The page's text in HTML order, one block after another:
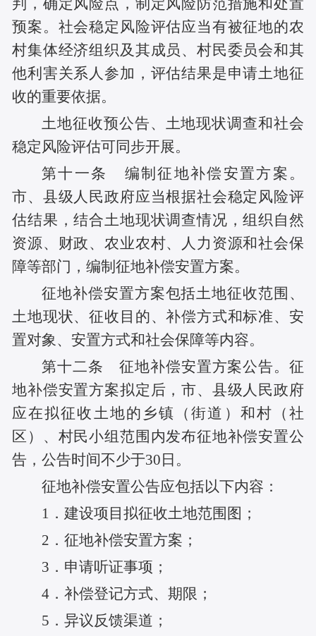
预案。社会稳定风险评估应当有被征地的农
村集体经济组织及其成员、村民委员会和其
他利害关系人参加，评估结果是申请土地征
收的重要依据。
土地征收预公告、土地现状调查和社会
稳定风险评估可同步开展。
第十一条 编制征地补偿安置方案。
市、县级人民政府应当根据社会稳定风险评
估结果，结合土地现状调查情况，组织自然
资源、财政、农业农村、人力资源和社会保
障等部门，编制征地补偿安置方案。
征地补偿安置方案包括土地征收范围、
土地现状、征收目的、补偿方式和标准、安
置对象、安置方式和社会保障等内容。
第十二条 征地补偿安置方案公告。征
地补偿安置方案拟定后，市、县级人民政府
应在拟征收土地的乡镇（街道）和村（社
区）、村民小组范围内发布征地补偿安置公
告，公告时间不少于30日。
征地补偿安置公告应包括以下内容：
1．建设项目拟征收土地范围图；
2．征地补偿安置方案；
3．申请听证事项；
4．补偿登记方式、期限；
5．异议反馈渠道；